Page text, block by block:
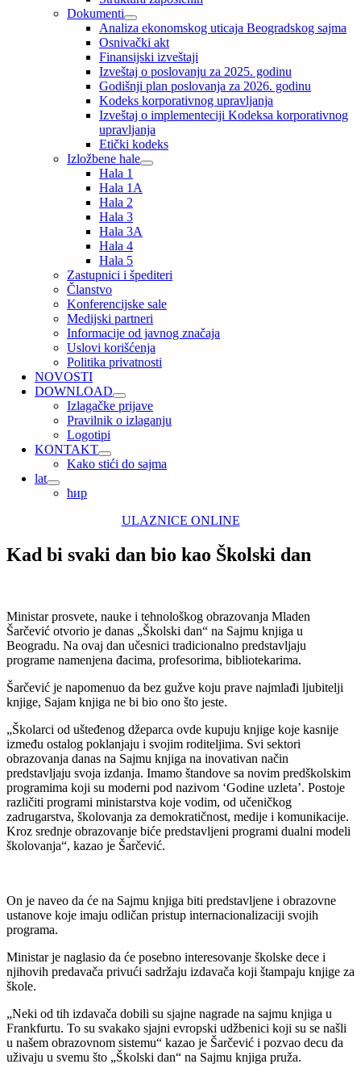
Dokumenti
Analiza ekonomskog uticaja Beogradskog sajma
Osnivački akt
Finansijski izveštaji
Izveštaj o poslovanju za 2025. godinu
Godišnji plan poslovanja za 2026. godinu
Kodeks korporativnog upravljanja
Izveštaj o implementeciji Kodeksa korporativnog
upravljanja
Etički kodeks
Izložbene hale
Hala 1
Hala 1A
Hala 2
Hala 3
Hala 3A
Hala 4
Hala 5
Zastupnici i špediteri
Članstvo
Konferencijske sale
Medijski partneri
Informacije od javnog značaja
Uslovi korišćenja
Politika privatnosti
NOVOSTI
DOWNLOAD
Izlagačke prijave
Pravilnik o izlaganju
Logotipi
KONTAKT
Kako stići do sajma
lat
ћир
ULAZNICE ONLINE
Kad bi svaki dan bio kao Školski dan
Ministar prosvete, nauke i tehnološkog obrazovanja Mladen
Šarčević otvorio je danas „Školski dan“ na Sajmu knjiga u
Beogradu. Na ovaj dan učesnici tradicionalno predstavljaju
programe namenjena đacima, profesorima, bibliotekarima.
Šarčević je napomenuo da bez gužve koju prave najmlađi ljubitelji
knjige, Sajam knjiga ne bi bio ono što jeste.
„Školarci od ušteđenog džeparca ovde kupuju knjige koje kasnije
između ostalog poklanjaju i svojim roditeljima. Svi sektori
obrazovanja danas na Sajmu knjiga na inovativan način
predstavljaju svoja izdanja. Imamo štandove sa novim predškolskim
programima koji su moderni pod nazivom ‘Godine uzleta’. Postoje
različiti programi ministarstva koje vodim, od učeničkog
zadrugarstva, školovanja za demokratičnost, medije i komunikacije.
Kroz srednje obrazovanje biće predstavljeni programi dualni modeli
školovanja“, kazao je Šarčević.
On je naveo da će na Sajmu knjiga biti predstavljene i obrazovne
ustanove koje imaju odličan pristup internacionalizaciji svojih
programa.
Ministar je naglasio da će posebno interesovanje školske dece i
njihovih predavača privući sadržaju izdavača koji štampaju knjige za
škole.
„Neki od tih izdavača dobili su sjajne nagrade na sajmu knjiga u
Frankfurtu. To su svakako sjajni evropski udžbenici koji su se našli
u našem obrazovnom sistemu“ kazao je Šarčević i pozvao decu da
uživaju u svemu što „Školski dan“ na Sajmu knjiga pruža.